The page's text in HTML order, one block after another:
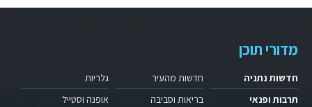
מדורי תוכן
חדשות נתניה
תרבות ופנאי
חדשות מהעיר
בריאות וסביבה
גלריות
אופנה וסטייל